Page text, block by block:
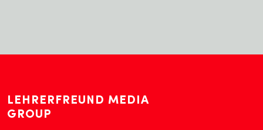
LEHRERFREUND MEDIA
GROUP